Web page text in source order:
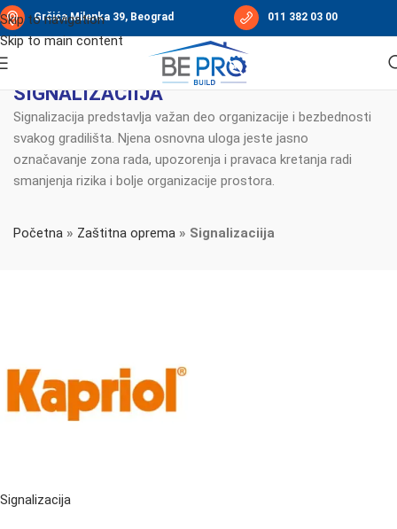
Skip to navigation
Skip to main content
Grčića Milenka 39, Beograd 011 382 03 00
SIGNALIZACIIJA
Signalizacija predstavlja važan deo organizacije i bezbednosti
svakog gradilišta. Njena osnovna uloga jeste jasno
označavanje zona rada, upozorenja i pravaca kretanja radi
smanjenja rizika i bolje organizacije prostora.
Početna » Zaštitna oprema » Signalizaciija
Signalizacija